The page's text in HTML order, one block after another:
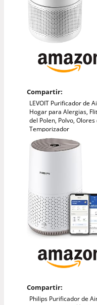
Compartir:
LEVOIT Purificador de
Hogar para Alergias,
del Polen, Polvo,
Temporizador
Compartir:
Philips Purificador de